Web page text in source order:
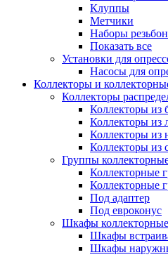
Клуппы
Метчики
Наборы
Показать все
Установки для
Насосы для
Коллекторы и
Коллекторы
Коллекторы из
Коллекторы из
Коллекторы из
Коллекторы из
Группы
Коллекторные
Коллекторные
Под адаптер
Под евроконус
Шкафы коллекторные
Шкафы
Шкафы